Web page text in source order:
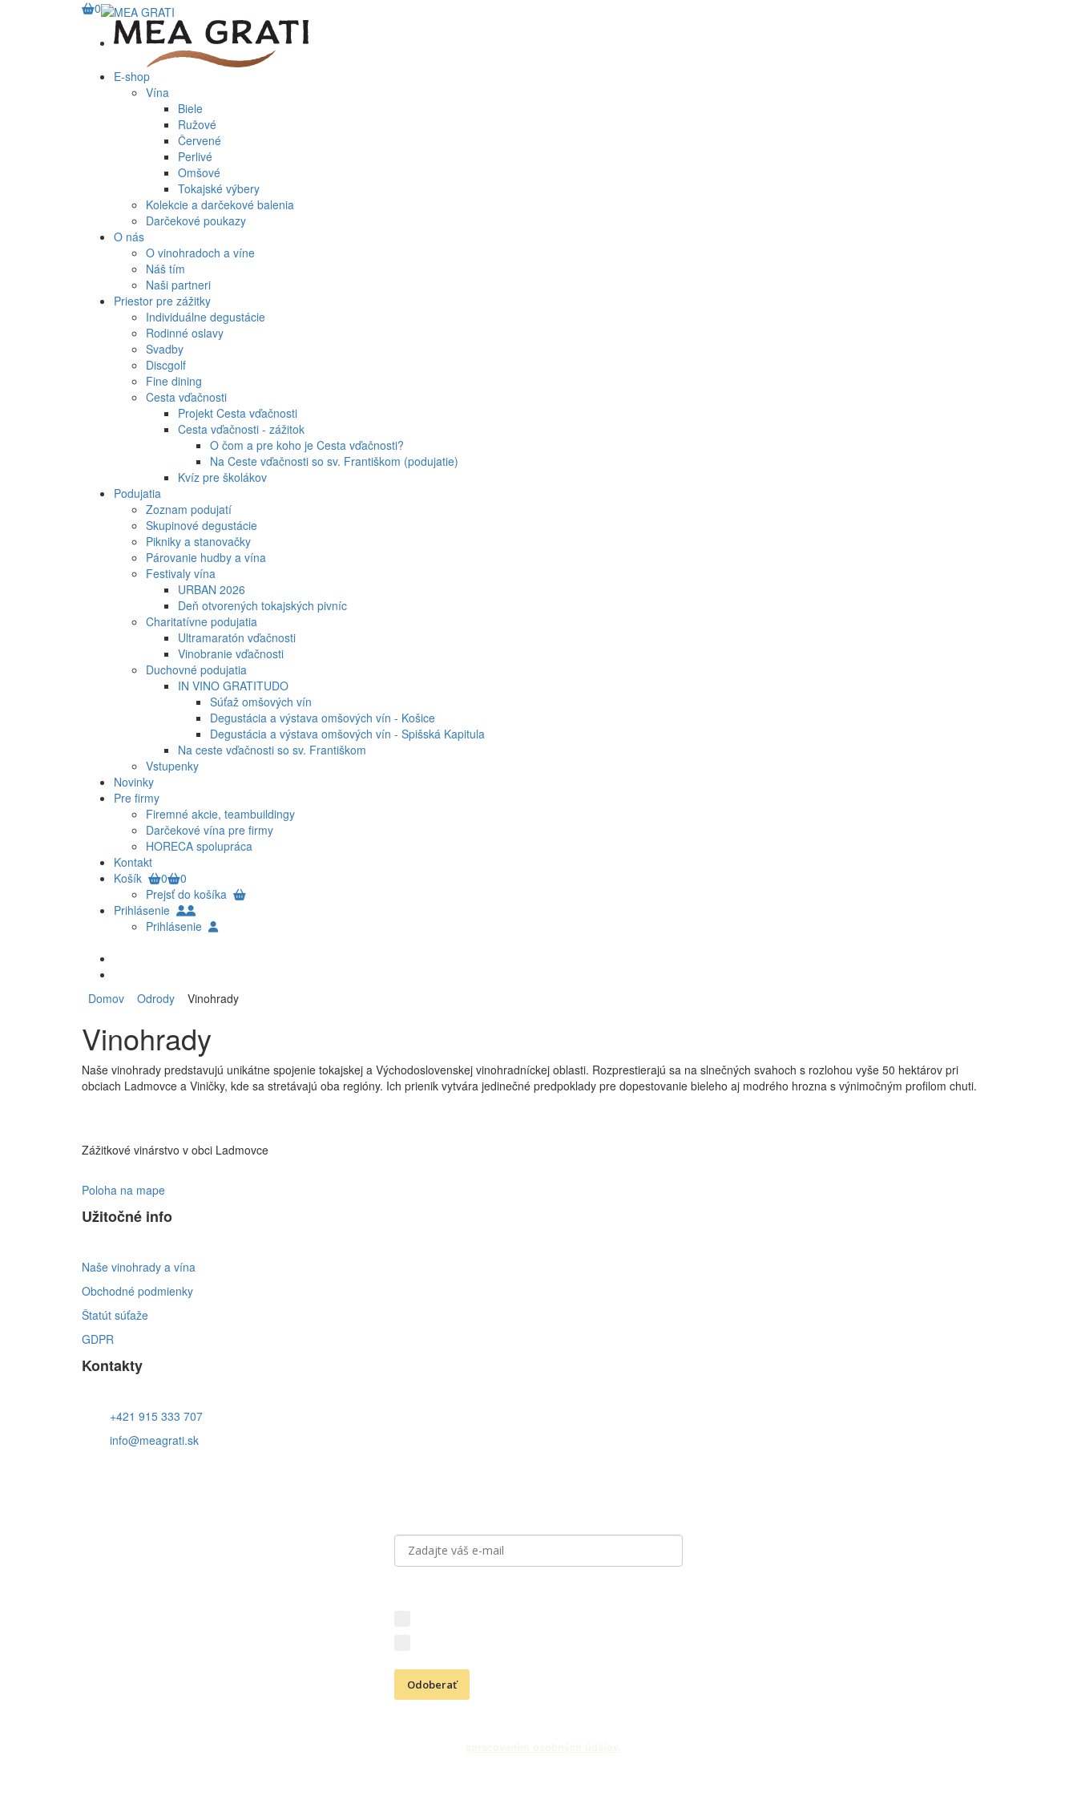
0
E-shop
Vína
Biele
Ružové
Červené
Perlivé
Omšové
Tokajské výbery
Kolekcie a darčekové balenia
Darčekové poukazy
O nás
O vinohradoch a víne
Náš tím
Naši partneri
Priestor pre zážitky
Individuálne degustácie
Rodinné oslavy
Svadby
Discgolf
Fine dining
Cesta vďačnosti
Projekt Cesta vďačnosti
Cesta vďačnosti - zážitok
O čom a pre koho je Cesta vďačnosti?
Na Ceste vďačnosti so sv. Františkom (podujatie)
Kvíz pre školákov
Podujatia
Zoznam podujatí
Skupinové degustácie
Pikniky a stanovačky
Párovanie hudby a vína
Festivaly vína
URBAN 2026
Deň otvorených tokajských pivníc
Charitatívne podujatia
Ultramaratón vďačnosti
Vinobranie vďačnosti
Duchovné podujatia
IN VINO GRATITUDO
Súťaž omšových vín
Degustácia a výstava omšových vín - Košice
Degustácia a výstava omšových vín - Spišská Kapitula
Na ceste vďačnosti so sv. Františkom
Vstupenky
Novinky
Pre firmy
Firemné akcie, teambuildingy
Darčekové vína pre firmy
HORECA spolupráca
Kontakt
Košík
0
0
Prejsť do košíka
Prihlásenie
Prihlásenie
Domov Odrody Vinohrady
Vinohrady
Naše vinohrady predstavujú unikátne spojenie tokajskej a Východoslovenskej vinohradníckej oblasti. Rozprestierajú sa na slnečných svahoch s rozlohou vyše 50 hektárov pri
obciach Ladmovce a Viničky, kde sa stretávajú oba regióny. Ich prienik vytvára jedinečné predpoklady pre dopestovanie bieleho aj modrého hrozna s výnimočným profilom chuti.
Zážitkové vinárstvo v obci Ladmovce
Poloha na mape
Užitočné info
Naše vinohrady a vína
Obchodné podmienky
Štatút súťaže
GDPR
Kontakty
+421 915 333 707
info@meagrati.sk
Odoberať